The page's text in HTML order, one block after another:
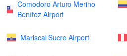
Comodoro Arturo Merino
Benítez Airport
Mariscal Sucre Airport